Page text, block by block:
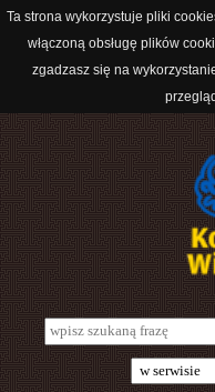
Ta strona wykorzystuje pliki
włączoną obsługę plików
zgadzasz się na